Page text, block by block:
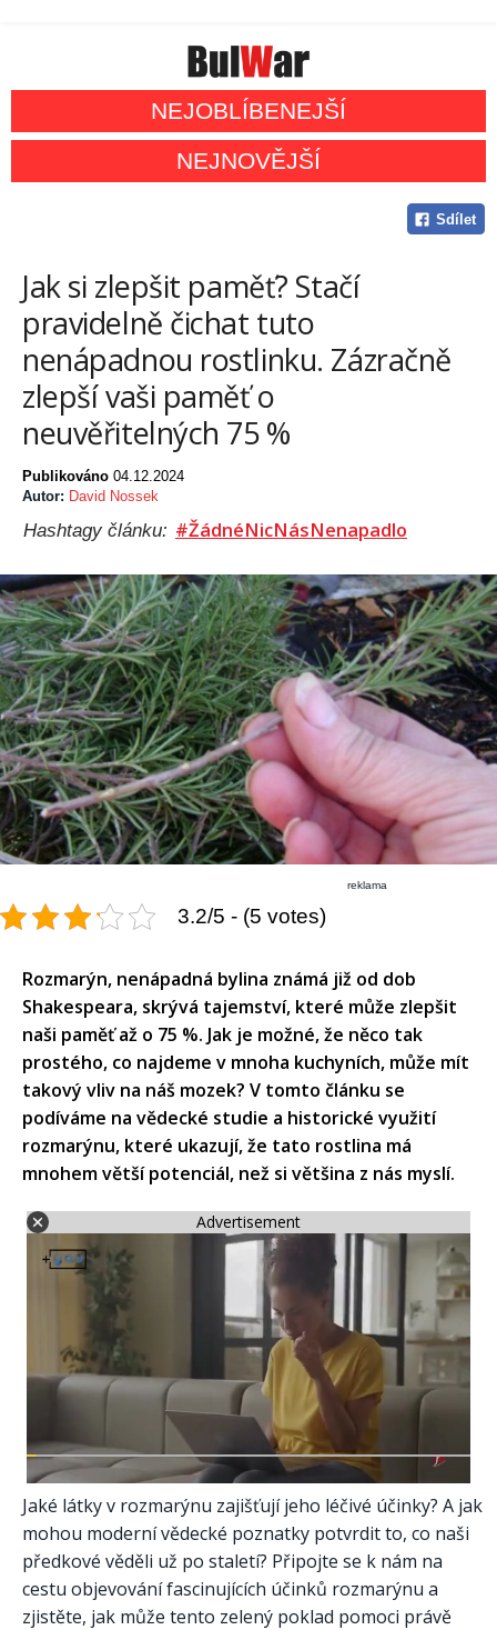
NEJOBLÍBENEJŠÍ
NEJNOVĚJŠÍ
Sdílet
Jak si zlepšit paměť? Stačí
pravidelně čichat tuto
nenápadnou rostlinku. Zázračně
zlepší vaši paměť o
neuvěřitelných 75 %
Publikováno 04.12.2024
Autor: David Nossek
Hashtagy článku: #ŽádnéNicNásNenapadlo
reklama
3.2/5 - (5 votes)
Rozmarýn, nenápadná bylina známá již od dob
Shakespeara, skrývá tajemství, které může zlepšit
naši paměť až o 75 %. Jak je možné, že něco tak
prostého, co najdeme v mnoha kuchyních, může mít
takový vliv na náš mozek? V tomto článku se
podíváme na vědecké studie a historické využití
rozmarýnu, které ukazují, že tato rostlina má
mnohem větší potenciál, než si většina z nás myslí.
Advertisement
Jaké látky v rozmarýnu zajišťují jeho léčivé účinky? A jak
mohou moderní vědecké poznatky potvrdit to, co naši
předkové věděli už po staletí? Připojte se k nám na
cestu objevování fascinujících účinků rozmarýnu a
zjistěte, jak může tento zelený poklad pomoci právě